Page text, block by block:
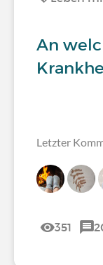
An
Letzter
351